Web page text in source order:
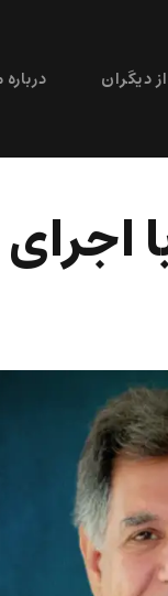
از دیگران درباره